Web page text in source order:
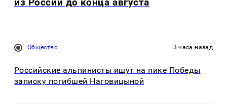
из России до конца августа
Общество 3 часа назад
Российские альпинисты ищут на пике Победы
записку погибшей Наговицыной